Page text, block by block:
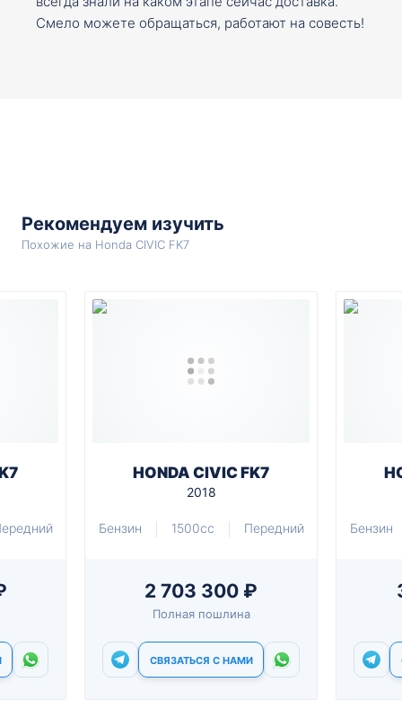
Смело можете обращаться, работают на совесть!
Рекомендуем изучить
Похожие на Honda CIVIC FK7
HONDA CIVIC FK7
2018
Бензин 1500cc Передний
2 703 300 ₽
Полная пошлина
СВЯЗАТЬСЯ С НАМИ
Бензин